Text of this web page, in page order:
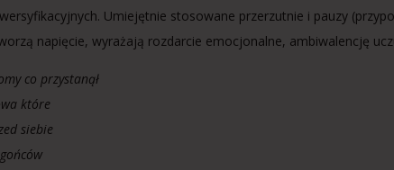
Umiejętnie stosowane przerzutnie i pauzy
napięcie, wyrażają rozdarcie emocjonalne, ambiwalencję
co przystanął
które
siebie